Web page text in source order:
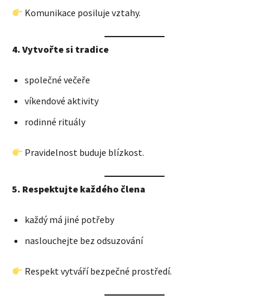
Komunikace posiluje vztahy.
4. Vytvořte si tradice
společné večeře
víkendové aktivity
rodinné rituály
Pravidelnost buduje blízkost.
5. Respektujte každého člena
každý má jiné potřeby
naslouchejte bez odsuzování
Respekt vytváří bezpečné prostředí.